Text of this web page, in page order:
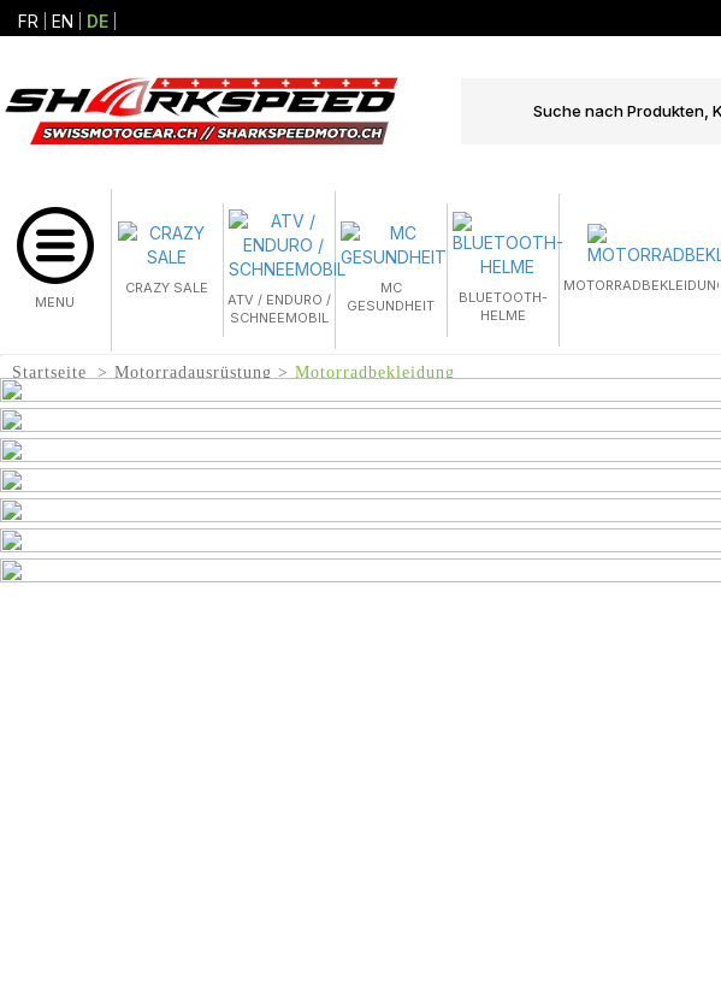
FR EN DE
MENU
CRAZY SALE
ATV / ENDURO /
SCHNEEMOBIL
MC
GESUNDHEIT
BLUETOOTH-
HELME
MOTORRADBEKLEIDUNG
Startseite Motorradausrüstung Motorradbekleidung